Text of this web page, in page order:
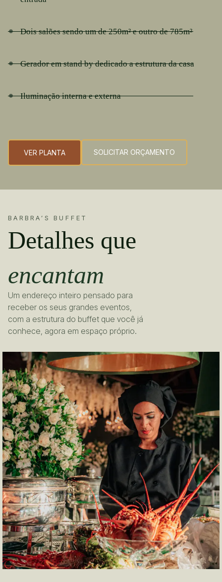
Dois salões sendo um de 250m² e outro de 785m²
Gerador em stand by dedicado a estrutura da casa
Iluminação interna e externa
VER PLANTA SOLICITAR ORÇAMENTO
BARBRA’S BUFFET
Detalhes que
encantam
Um endereço inteiro pensado para
receber os seus grandes eventos,
com a estrutura do buffet que você já
conhece, agora em espaço próprio.